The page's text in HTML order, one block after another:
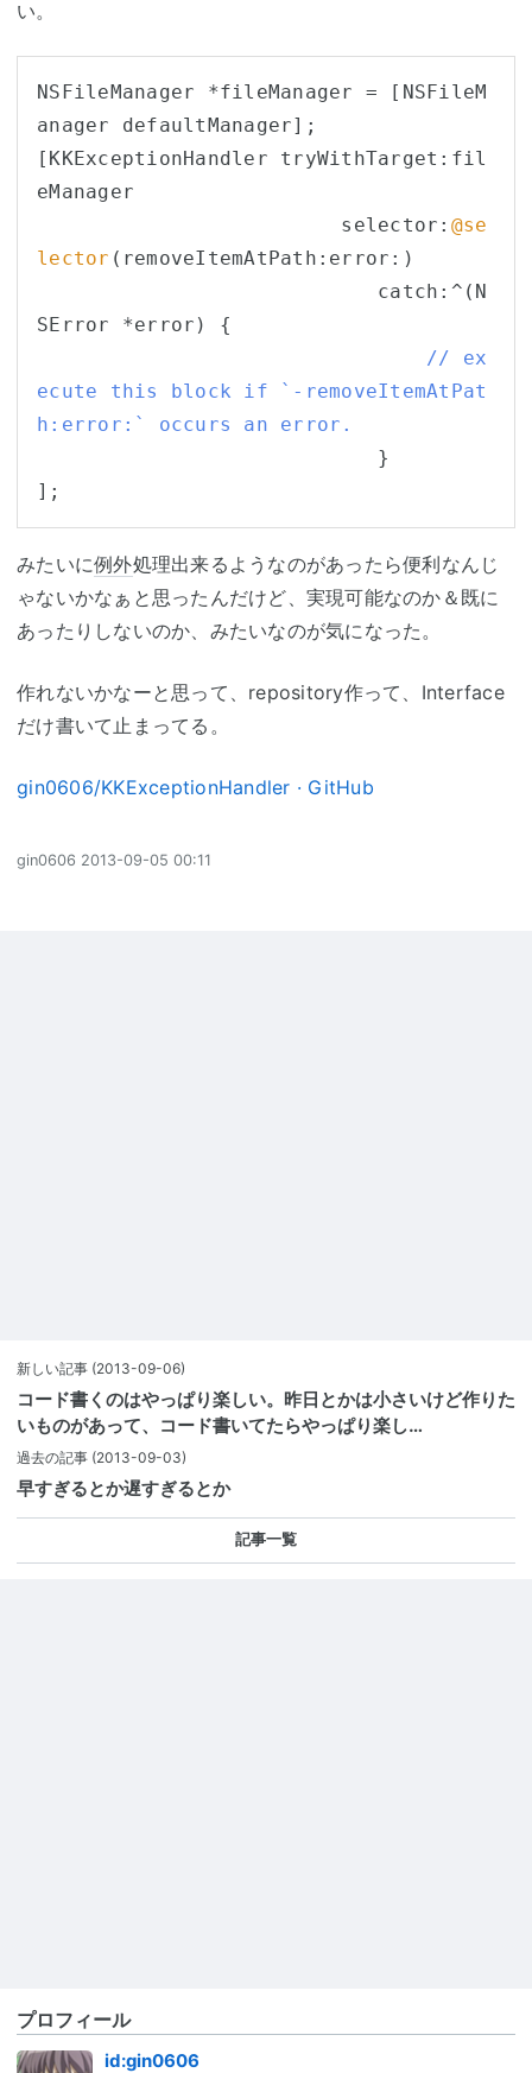
い。
NSFileManager *fileManager = [NSFileM
anager defaultManager];
[KKExceptionHandler tryWithTarget:fil
eManager
                         selector:
@se
lector (removeItemAtPath:error:)
SError *error) {
// ex
ecute this block if `-removeItemAtPat
h:error:` occurs an error.
みたいに例外処理出来るようなのがあったら便利なんじ
ゃないかなぁと思ったんだけど、実現可能なのか＆既に
あったりしないのか、みたいなのが気になった。
作れないかなーと思って、repository作って、Interface
だけ書いて止まってる。
gin0606/KKExceptionHandler · GitHub
gin0606 2013-09-05 00:11
新しい記事 (2013-09-06)
コード書くのはやっぱり楽しい。昨日とかは小さいけど作りた
いものがあって、コード書いてたらやっぱり楽し…
過去の記事 (2013-09-03)
早すぎるとか遅すぎるとか
記事一覧
プロフィール
id:gin0606